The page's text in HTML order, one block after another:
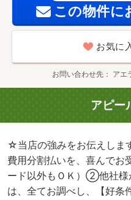
この物件に
お気に
お問い合わせ先 アエ
アピー
☆当店の強みをお伝えし
費用分割払いを、喜んでお
ード以外もＯＫ）②他社様
は、全てお調べし、【好条